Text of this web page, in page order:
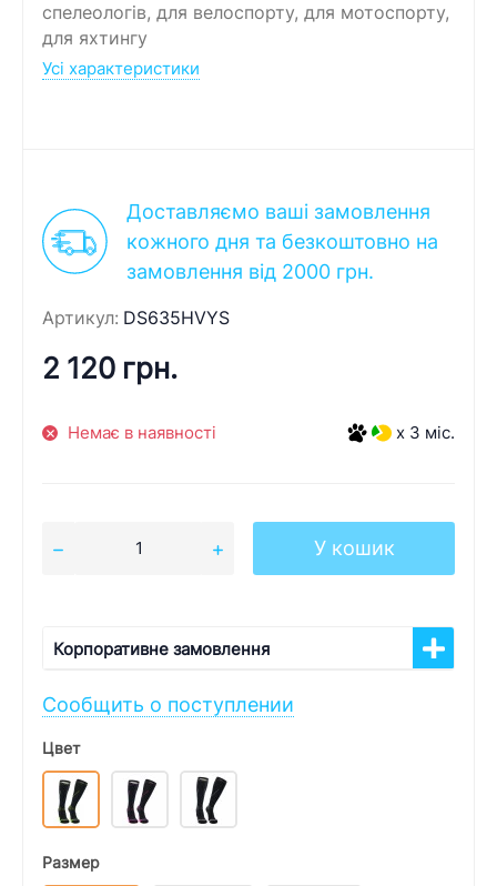
спелеологів, для велоспорту, для мотоспорту,
для яхтингу
Усі характеристики
Доставляємо ваші замовлення
кожного дня та безкоштовно на
замовлення від 2000 грн.
Артикул: DS635HVYS
2 120 грн.
Немає в наявності x 3 міс.
У кошик
Корпоративне замовлення
Сообщить о поступлении
Цвет
Размер